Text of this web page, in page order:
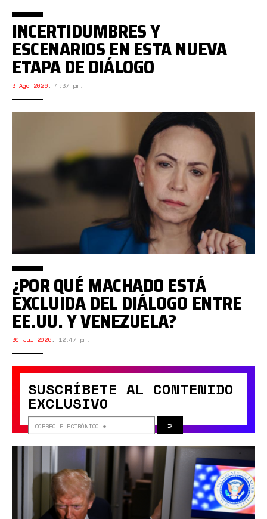
INCERTIDUMBRES Y
ESCENARIOS EN ESTA NUEVA
ETAPA DE DIÁLOGO
3 Ago 2026, 4:37 pm.
SUSCRÍBETE AL CONTENIDO
EXCLUSIVO
>
¿POR QUÉ MACHADO ESTÁ
EXCLUIDA DEL DIÁLOGO ENTRE
EE.UU. Y VENEZUELA?
30 Jul 2026, 12:47 pm.